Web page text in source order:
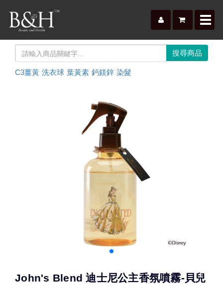
C3薑黃 洗衣球 葉黃素 鈣鎂鋅 染髮
John's Blend 迪士尼公主香氛噴霧-貝兒